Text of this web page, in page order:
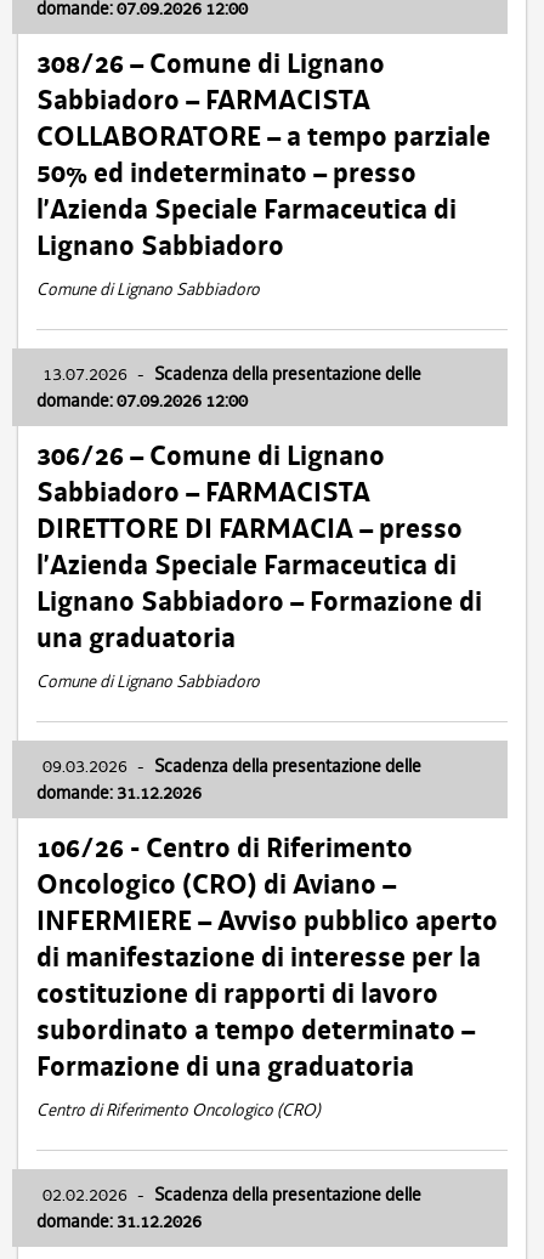
domande: 07.09.2026 12:00
308/26 – Comune di Lignano
Sabbiadoro – FARMACISTA
COLLABORATORE – a tempo parziale
50% ed indeterminato – presso
l’Azienda Speciale Farmaceutica di
Lignano Sabbiadoro
Comune di Lignano Sabbiadoro
13.07.2026 - Scadenza della presentazione delle
domande: 07.09.2026 12:00
306/26 – Comune di Lignano
Sabbiadoro – FARMACISTA
DIRETTORE DI FARMACIA – presso
l’Azienda Speciale Farmaceutica di
Lignano Sabbiadoro – Formazione di
una graduatoria
Comune di Lignano Sabbiadoro
09.03.2026 - Scadenza della presentazione delle
domande: 31.12.2026
106/26 - Centro di Riferimento
Oncologico (CRO) di Aviano –
INFERMIERE – Avviso pubblico aperto
di manifestazione di interesse per la
costituzione di rapporti di lavoro
subordinato a tempo determinato –
Formazione di una graduatoria
Centro di Riferimento Oncologico (CRO)
02.02.2026 - Scadenza della presentazione delle
domande: 31.12.2026